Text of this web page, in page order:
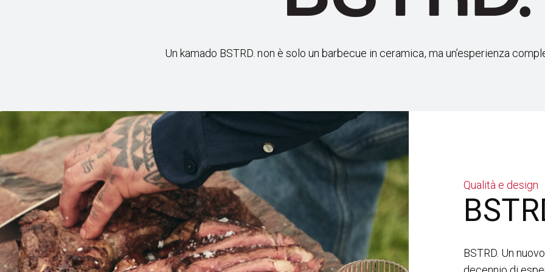
Un kamado BSTRD. non è solo un barbecue in ceramica, ma un’esperienza
Qualità e design
BSTRD. Un